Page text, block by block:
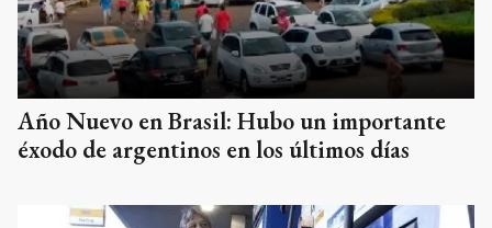
Año Nuevo en Brasil: Hubo un importante
éxodo de argentinos en los últimos días